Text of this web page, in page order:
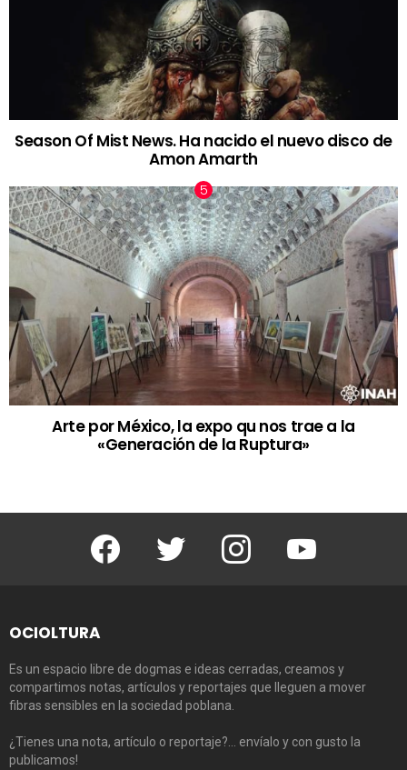
Season Of Mist News. Ha nacido el nuevo disco de
Amon Amarth
Arte por México, la expo qu nos trae a la
«Generación de la Ruptura»
Facebook Twitter Instagram
OCIOLTURA
Es un espacio libre de dogmas e ideas cerradas, creamos y
compartimos notas, artículos y reportajes que lleguen a mover
fibras sensibles en la sociedad poblana.
¿Tienes una nota, artículo o reportaje?… envíalo y con gusto la
publicamos!